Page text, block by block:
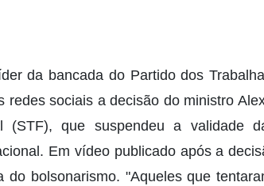
da bancada do Partido dos
redes sociais a decisão do ministro
(STF), que suspendeu a validade
Em vídeo publicado após a
bolsonarismo. "Aqueles que